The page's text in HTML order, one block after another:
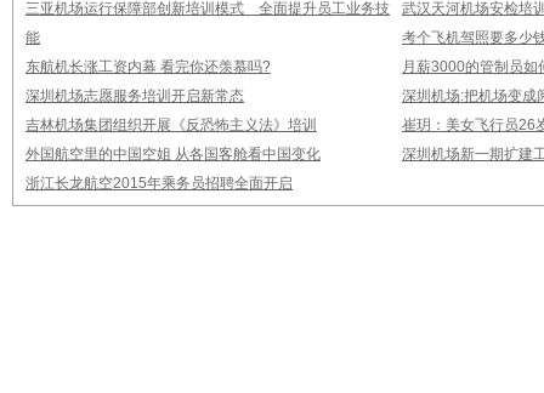
三亚机场运行保障部创新培训模式 全面提升员工业务技
能
武汉天河机场安检培
考个飞机驾照要多少
东航机长涨工资内幕 看完你还羡慕吗?
月薪3000的管制员
深圳机场志愿服务培训开启新常态
深圳机场:把机场变成
吉林机场集团组织开展《反恐怖主义法》培训
崔玥：美女飞行员26
外国航空里的中国空姐 从各国客舱看中国变化
深圳机场新一期扩建
浙江长龙航空2015年乘务员招聘全面开启